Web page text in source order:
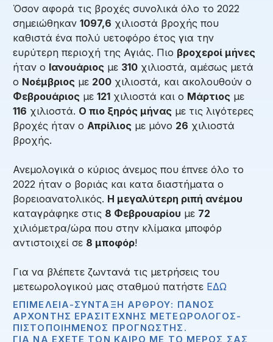
Όσον αφορά τις βροχές συνολικά όλο το 2022
σημειώθηκαν 1097,6 χιλιοστά βροχής που
καθιστά ένα πολύ υετοφόρο έτος για την
ευρύτερη περιοχή της Αγιάς. Πιο βροχεροί μήνες
ήταν ο Ιανουάριος με 310 χιλιοστά, αμέσως μετά
ο Νοέμβριος με 200 χιλιοστά, και ακολουθούν ο
Φεβρουάριος με 121 χιλιοστά και ο Μάρτιος με
116 χιλιοστά. Ο πιο ξηρός μήνας με τις λιγότερες
βροχές ήταν ο Απρίλιος με μόνο 26 χιλιοστά
βροχής.
Ανεμολογικά ο κύριος άνεμος που έπνεε όλο το
2022 ήταν ο βοριάς και κατα διαστήματα ο
βορειοανατολικός. Η μεγαλύτερη ριπή ανέμου
καταγράφηκε στις 8 Φεβρουαρίου με 72
χιλιόμετρα/ώρα που στην κλίμακα μποφόρ
αντιστοιχεί σε 8 μποφόρ!
Για να βλέπετε ζωντανά τις μετρήσεις του
μετεωρολογικού μας σταθμού πατήστε ΕΔΩ
ΕΠΙΜΈΛΕΙΑ-ΣΎΝΤΑΞΗ ΆΡΘΡΟΥ: ΠΆΝΟΣ
ΑΡΧΟΝΤΉΣ ΕΡΑΣΙΤΈΧΝΗΣ ΜΕΤΕΩΡΟΛΌΓΟΣ-
ΠΙΣΤΟΠΟΙΗΜΈΝΟΣ ΠΡΟΓΝΏΣΤΗΣ.
ΓΙΑ ΝΑ ΈΧΕΤΕ ΤΟΝ ΚΑΙΡΌ ΜΕ ΤΟ ΜΈΡΟΣ ΣΑΣ